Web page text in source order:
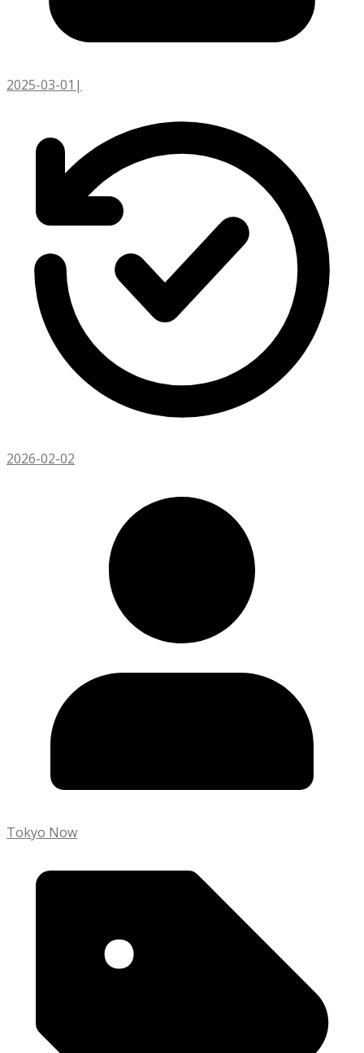
2025-03-01 |
2026-02-02
Tokyo Now